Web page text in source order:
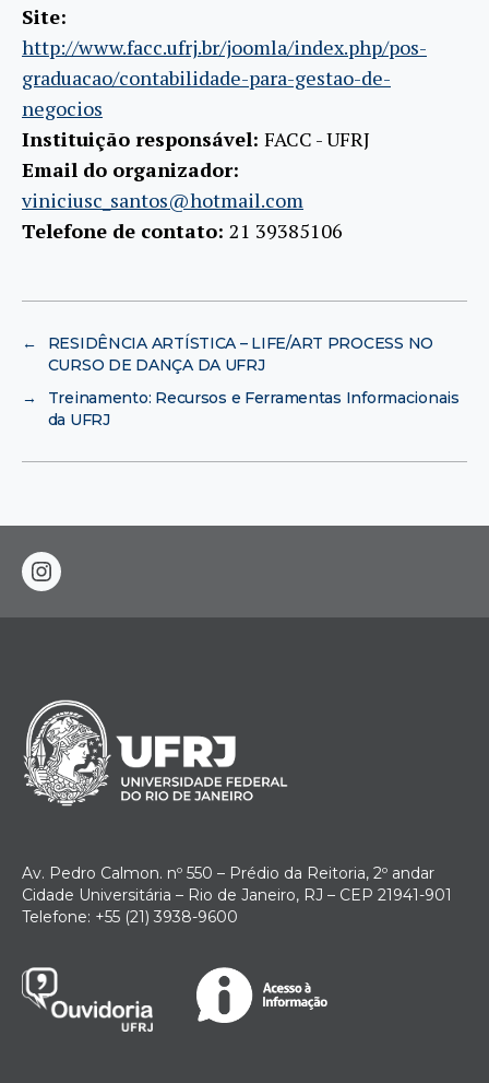
Site:
http://www.facc.ufrj.br/joomla/index.php/pos-
graduacao/contabilidade-para-gestao-de-
negocios
Instituição responsável: FACC - UFRJ
Email do organizador:
viniciusc_santos@hotmail.com
Telefone de contato: 21 39385106
←
RESIDÊNCIA ARTÍSTICA – LIFE/ART PROCESS NO
CURSO DE DANÇA DA UFRJ
→
Treinamento: Recursos e Ferramentas Informacionais
da UFRJ
instagram
Av. Pedro Calmon. nº 550 – Prédio da Reitoria, 2º andar
Cidade Universitária – Rio de Janeiro, RJ – CEP 21941-901
Telefone: +55 (21) 3938-9600